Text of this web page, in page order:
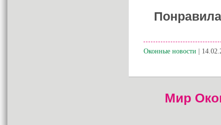
Оконные новости |
Мир